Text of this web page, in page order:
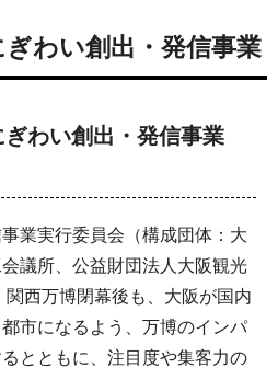
わい創出・発信事業
わい創出・発信事業
業実行委員会（構成団体：大
議所、公益財団法人大阪観光
西万博閉幕後も、大阪が国内
市になるよう、万博のインパ
とともに、注目度や集客力の